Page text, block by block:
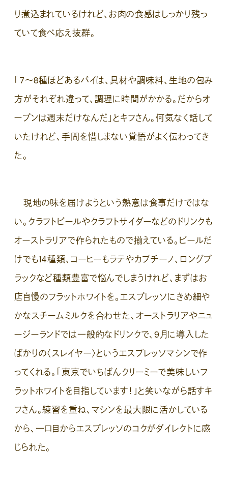
り煮込まれているけれど、お肉の食感はしっかり残っ
ていて食べ応え抜群。
「7〜8種ほどあるパイは、具材や調味料、生地の包み
方がそれぞれ違って、調理に時間がかかる。だからオ
ープンは週末だけなんだ」とキフさん。何気なく話して
いたけれど、手間を惜しまない覚悟がよく伝わってき
た。
現地の味を届けようという熱意は食事だけではな
い。クラフトビールやクラフトサイダーなどのドリンクも
オーストラリアで作られたもので揃えている。ビールだ
けでも14種類、コーヒーもラテやカプチーノ、ロングブ
ラックなど種類豊富で悩んでしまうけれど、まずはお
店自慢のフラットホワイトを。エスプレッソにきめ細や
かなスチームミルクを合わせた、オーストラリアやニュ
ージーランドでは一般的なドリンクで、9月に導入した
ばかりの〈スレイヤー〉というエスプレッソマシンで作
ってくれる。「東京でいちばんクリーミーで美味しいフ
ラットホワイトを目指しています！」と笑いながら話すキ
フさん。練習を重ね、マシンを最大限に活かしている
から、一口目からエスプレッソのコクがダイレクトに感
じられた。